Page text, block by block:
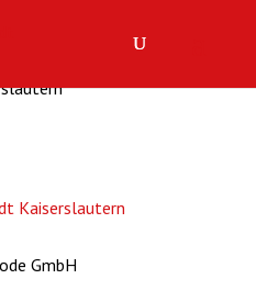
Kaiserslautern
GmbH